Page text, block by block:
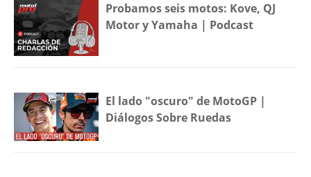
Probamos seis motos: Kove, QJ
Motor y Yamaha | Podcast
El lado "oscuro" de MotoGP |
Diálogos Sobre Ruedas